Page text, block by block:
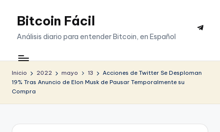
SaltarBitcoin Fácil
Análisis diario para entender Bitcoin, en Español
Inicio 2022 mayo 13
Acciones de Twitter Se Desploman
19% Tras Anuncio de Elon Musk de Pausar Temporalmente su
Compra